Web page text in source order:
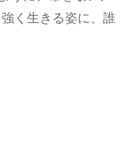
く生きる姿に、誰